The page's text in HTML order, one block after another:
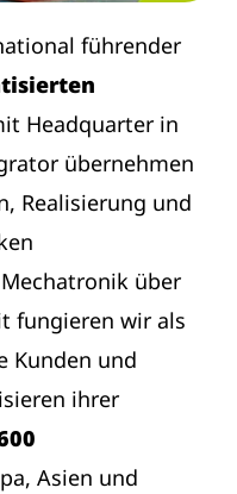
führender
Headquarter in
übernehmen
Realisierung und
über
fungieren wir als
Kunden und
ihrer
Asien und